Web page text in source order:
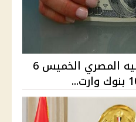
سعر الدولار مقابل الجنيه المصري الخميس 6